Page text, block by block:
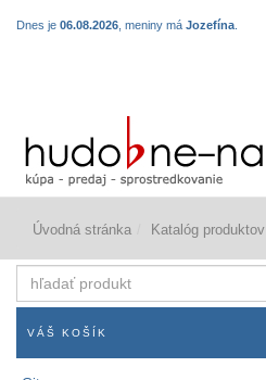
Dnes je 06.08.2026 , meniny má Jozefína
Úvodná stránka Katalóg produktov
produkt
VÁŠ KOŠÍK